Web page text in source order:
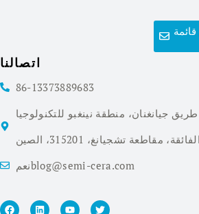
اتصالنا
86-13373889683
رقم 1958 طريق جيانغنان، منطقة نينغبو للتكنولوجيا
الفائقة، مقاطعة تشجيانغ، 315201، الصين
نعمblog@semi-cera.com